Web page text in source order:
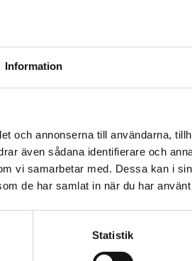
Information
och annonserna till användarna,
även sådana identifierare och
vi samarbetar med. Dessa kan i
de har samlat in när du har
Statistik
En uppfriskande
essentiella oljor, örter, honung
429kr
Prenumerera